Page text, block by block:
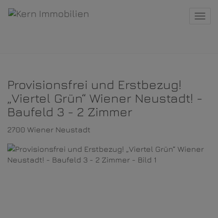
Provisionsfrei und Erstbezug!
„Viertel Grün“ Wiener Neustadt! -
Baufeld 3 - 2 Zimmer
2700 Wiener Neustadt